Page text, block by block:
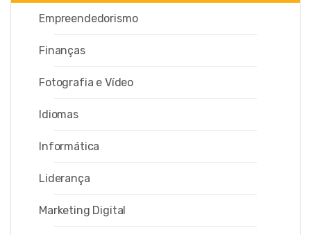
Empreendedorismo
Finanças
Fotografia e Vídeo
Idiomas
Informática
Liderança
Marketing Digital